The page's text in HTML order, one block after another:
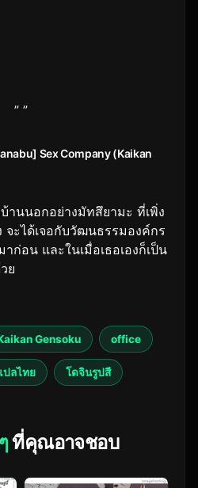
” ”
Sex Company (Kaikan
านนอกอย่างมัทสึยามะ ที่เพิ่ง
จะได้เจอกับวัฒนธรรมองค์กร
าก่อน และในเมื่อเธอเองก็เป็น
ย
Gensoku office
ปลไทย โดจินรูปสี
ที่คุณอาจชอบ